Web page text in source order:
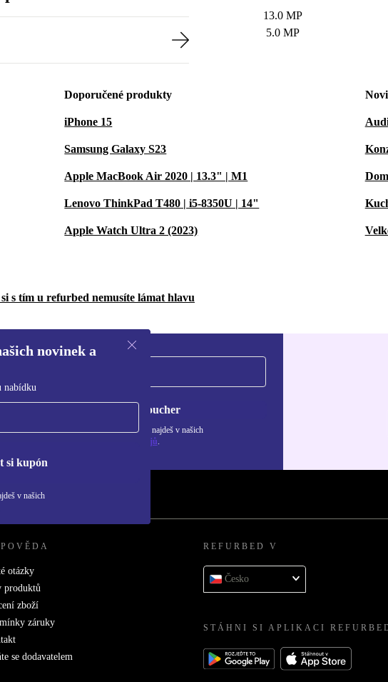
13.0 MP
5.0 MP
Doporučené produkty
iPhone 15
Samsung Galaxy S23
Apple MacBook Air 2020 | 13.3" | M1
Lenovo ThinkPad T480 | i5-8350U | 14"
Apple Watch Ultra 2 (2023)
s tím u refurbed nemusíte lámat hlavu
novinek a
nabídku
si kupón
v našich
a
Chci voucher
Informace o použití osobních údajů najdeš v našich
Zásadách ochrany osobních údajů.
otázky
produktů
zboží
záruky
se dodavatelem
REFURBED V
Česko
STÁHNI SI APLIKACI